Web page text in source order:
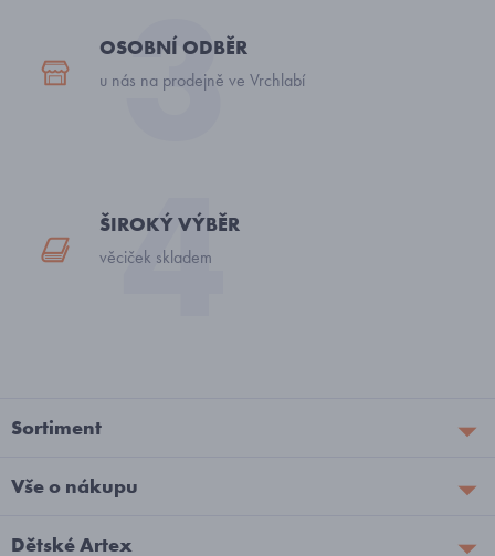
OSOBNÍ ODBĚR
u nás na prodejně ve Vrchlabí
ŠIROKÝ VÝBĚR
věciček skladem
Sortiment
Vše o nákupu
Dětské Artex